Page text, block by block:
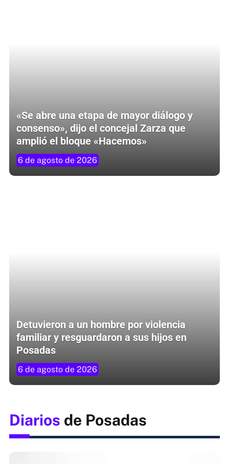
«Se abre una etapa de mayor diálogo y
consenso», dijo el concejal Zarza que
amplió el bloque «Hacemos»
6 de agosto de 2026
Detuvieron a un hombre por violencia
familiar y resguardaron a sus hijos en
Posadas
6 de agosto de 2026
Diarios de Posadas